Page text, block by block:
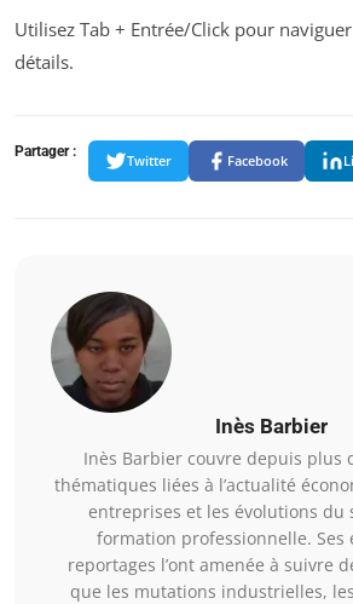
Utilisez Tab + Entrée/Click pour
détails.
Partager :
Twitter Facebook
Inès Barbier
Inès Barbier couvre depuis plus
thématiques liées à l’actualité
entreprises et les évolutions du
formation professionnelle. Ses
reportages l’ont amenée à suivre
que les mutations industrielles,